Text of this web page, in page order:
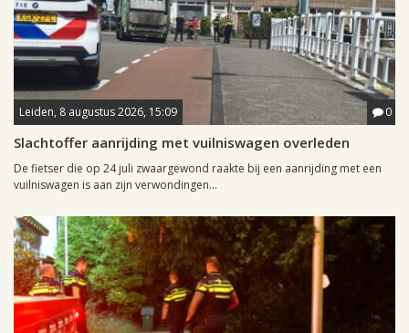
Leiden, 8 augustus 2026, 15:09 0
Slachtoffer aanrijding met vuilniswagen overleden
De fietser die op 24 juli zwaargewond raakte bij een aanrijding met een
vuilniswagen is aan zijn verwondingen...